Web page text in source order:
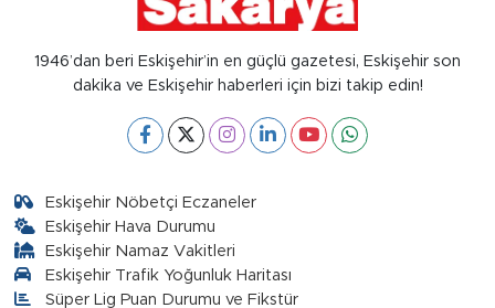
1946’dan beri Eskişehir’in en güçlü gazetesi, Eskişehir son
dakika ve Eskişehir haberleri için bizi takip edin!
Eskişehir Nöbetçi Eczaneler
Eskişehir Hava Durumu
Eskişehir Namaz Vakitleri
Eskişehir Trafik Yoğunluk Haritası
Süper Lig Puan Durumu ve Fikstür